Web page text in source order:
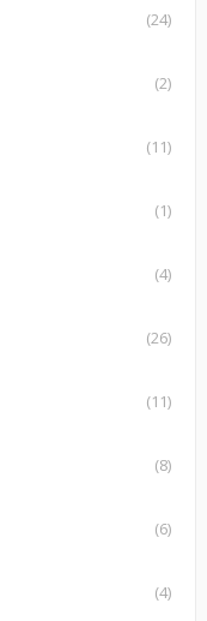
(24)
(2)
(11)
(1)
(4)
(26)
(11)
(8)
(6)
(4)